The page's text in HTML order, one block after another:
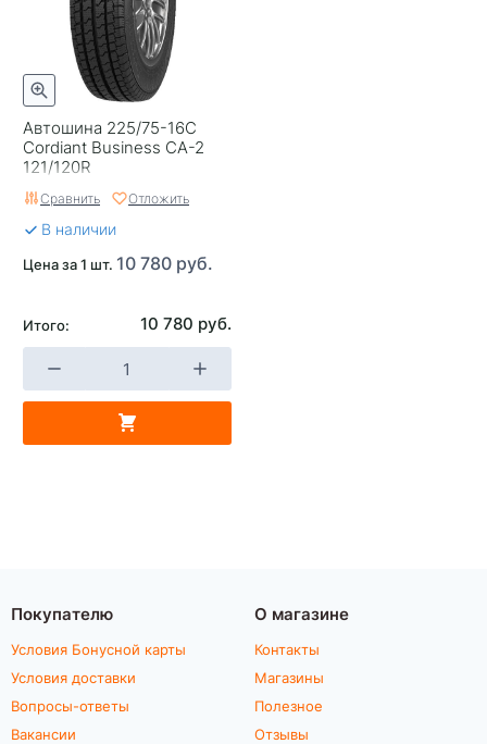
Автошина 225/75-16C
Cordiant Business CA-2
121/120R
Сравнить Отложить
В наличии
Цена за 1 шт. 10 780 руб.
Итого: 10 780 руб.
Покупателю
Условия Бонусной карты
Условия доставки
Вопросы-ответы
Вакансии
О магазине
Контакты
Магазины
Полезное
Отзывы